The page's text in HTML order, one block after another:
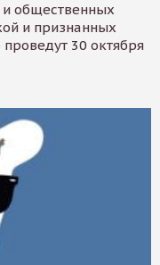
и общественных
и признанных
30 октября